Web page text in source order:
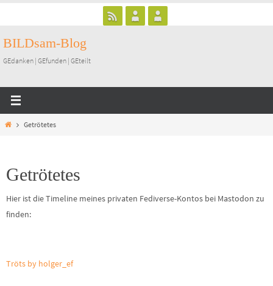
springen
BILDsam-Blog
GEdanken | GEfunden | GEteilt
StartGetrötetes
Getrötetes
Hier ist die Timeline meines privaten Fediverse-Kontos bei Mastodon zu
finden:
Tröts by holger_ef